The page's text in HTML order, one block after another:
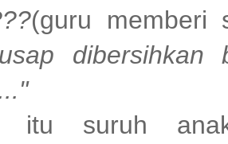
(guru memberi
usap
itu suruh